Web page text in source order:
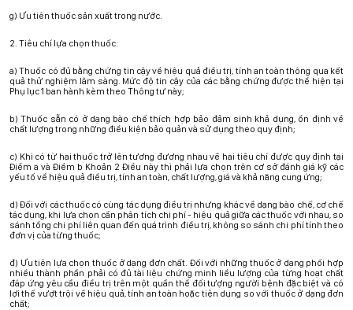
g) Ưu tiên thuốc sản xuất trong nước.
2. Tiêu chí lựa chọn thuốc:
a) Thuốc có đủ bằng chứng tin cậy về hiệu quả điều trị, tính an toàn thông qua kết
quả thử nghiệm lâm sàng. Mức độ tin cậy của các bằng chứng được thể hiện tại
Phụ lục 1 ban hành kèm theo Thông tư này;
b) Thuốc sẵn có ở dạng bào chế thích hợp bảo đảm sinh khả dụng, ổn định về
chất lượng trong những điều kiện bảo quản và sử dụng theo quy định;
c) Khi có từ hai thuốc trở lên tương đương nhau về hai tiêu chí được quy định tại
Điểm a và Điểm b Khoản 2 Điều này thì phải lựa chọn trên cơ sở đánh giá kỹ các
yếu tố về hiệu quả điều trị, tính an toàn, chất lượng, giá và khả năng cung ứng;
d) Đối với các thuốc có cùng tác dụng điều trị nhưng khác về dạng bào chế, cơ chế
tác dụng, khi lựa chọn cần phân tích chi phí - hiệu quả giữa các thuốc với nhau, so
sánh tổng chi phí liên quan đến quá trình điều trị, không so sánh chi phí tính theo
đơn vị của từng thuốc;
đ) Ưu tiên lựa chọn thuốc ở dạng đơn chất. Đối với những thuốc ở dạng phối hợp
nhiều thành phần phải có đủ tài liệu chứng minh liều lượng của từng hoạt chất
đáp ứng yêu cầu điều trị trên một quần thể đối tượng người bệnh đặc biệt và có
lợi thế vượt trội về hiệu quả, tính an toàn hoặc tiện dụng so với thuốc ở dạng đơn
chất;